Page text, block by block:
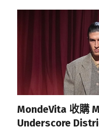
MondeVita 收購
Underscore